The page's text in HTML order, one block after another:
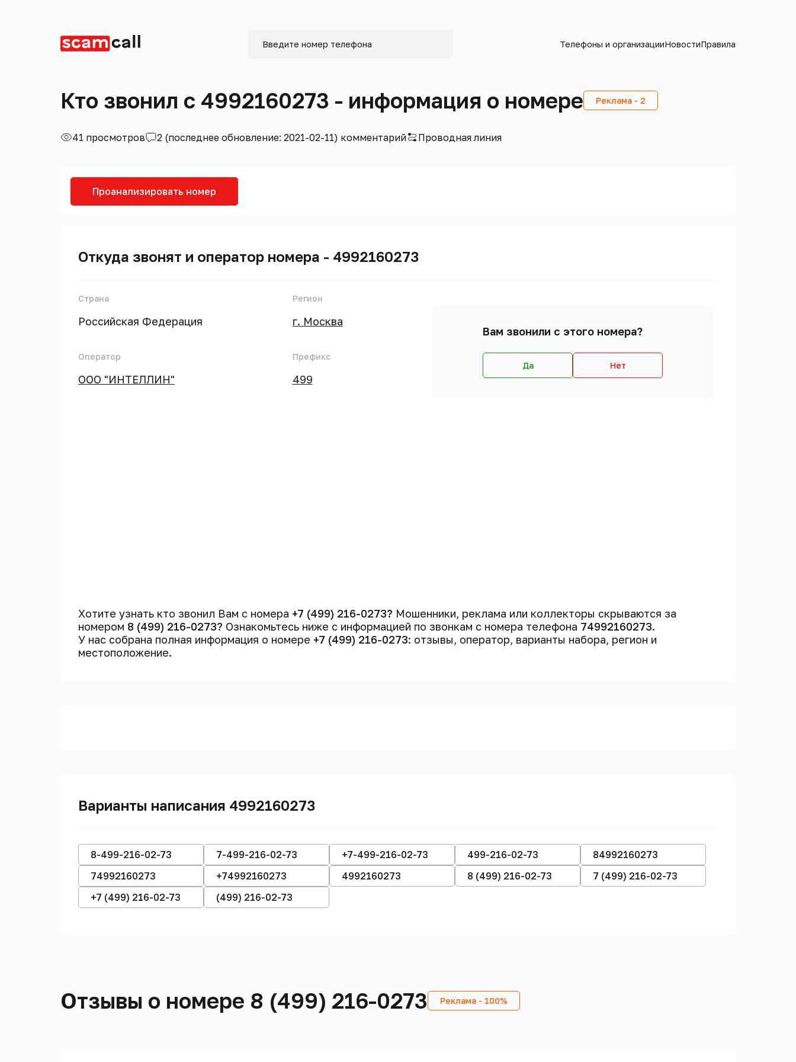
Телефоны и организацииНовостиПравила
Кто звонил с 4992160273 - информация о номере Реклама - 2
41 просмотров 2 (последнее обновление: 2021-02-11) комментарий Проводная линия
Проанализировать номер
Откуда звонят и оператор номера - 4992160273
Страна
Российская Федерация
Оператор
ООО "ИНТЕЛЛИН"
Регион
г. Москва
Префикс
499
Вам звонили с этого номера?
Да Нет
Хотите узнать кто звонил Вам с номера +7 (499) 216-0273? Мошенники, реклама или коллекторы скрываются за
номером 8 (499) 216-0273? Ознакомьтесь ниже с информацией по звонкам с номера телефона 74992160273.
У нас собрана полная информация о номере +7 (499) 216-0273: отзывы, оператор, варианты набора, регион и
местоположение.
Варианты написания 4992160273
8-499-216-02-73 7-499-216-02-73 +7-499-216-02-73 499-216-02-73
84992160273
74992160273
+74992160273 4992160273 8 (499) 216-02-73
7 (499) 216-02-73
+7 (499) 216-02-73
(499) 216-02-73
Отзывы о номере 8 (499) 216-0273 Реклама - 100%